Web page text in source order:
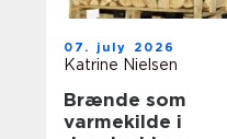
07. july 2026
Katrine Nielsen
Brænde som
varmekilde i